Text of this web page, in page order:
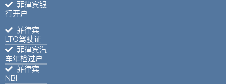
菲律宾银
行开户
菲律宾
LTO驾驶证
菲律宾汽
车年检过户
菲律宾
NBI